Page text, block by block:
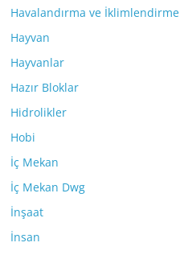
Havalandırma ve İklimlendirme
Hayvan
Hayvanlar
Hazır Bloklar
Hidrolikler
Hobi
İç Mekan
İç Mekan Dwg
İnşaat
İnsan